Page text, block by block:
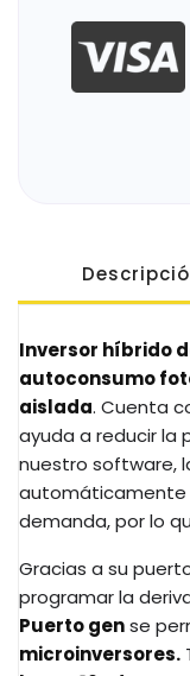
Inversor híbrido
autoconsumo
aislada. Cuenta
ayuda a reducir la
nuestro software,
automáticamente
demanda, por lo
Gracias a su
programar la
Puerto gense
microinversores.